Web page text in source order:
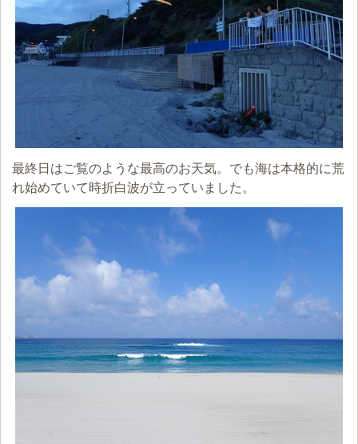
最終日はご覧のような最高のお天気。でも海は本格的に荒
れ始めていて時折白波が立っていました。